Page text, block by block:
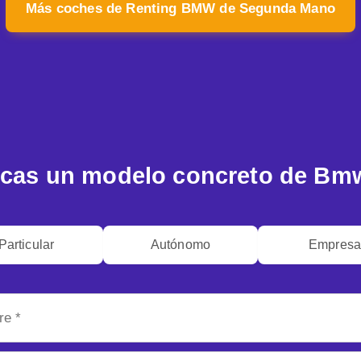
Más coches de Renting BMW de Segunda Mano
un modelo concreto de
Autónomo Empresa